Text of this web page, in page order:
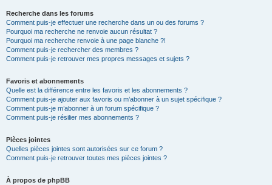
Recherche dans les forums
Comment puis-je effectuer une recherche dans un ou des forums ?
Pourquoi ma recherche ne renvoie aucun résultat ?
Pourquoi ma recherche renvoie à une page blanche ?!
Comment puis-je rechercher des membres ?
Comment puis-je retrouver mes propres messages et sujets ?
Favoris et abonnements
Quelle est la différence entre les favoris et les abonnements ?
Comment puis-je ajouter aux favoris ou m’abonner à un sujet spécifique ?
Comment puis-je m’abonner à un forum spécifique ?
Comment puis-je résilier mes abonnements ?
Pièces jointes
Quelles pièces jointes sont autorisées sur ce forum ?
Comment puis-je retrouver toutes mes pièces jointes ?
À propos de phpBB